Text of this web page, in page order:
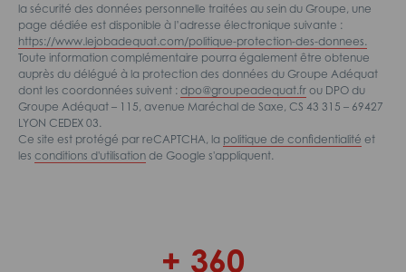
la sécurité des données personnelle traitées au sein du Groupe, une
page dédiée est disponible à l’adresse électronique suivante :
https://www.lejobadequat.com/politique-protection-des-donnees.
Toute information complémentaire pourra également être obtenue
auprès du délégué à la protection des données du Groupe Adéquat
dont les coordonnées suivent : dpo@groupeadequat.fr ou DPO du
Groupe Adéquat – 115, avenue Maréchal de Saxe, CS 43 315 – 69427
LYON CEDEX 03.
Ce site est protégé par reCAPTCHA, la politique de confidentialité et
les conditions d'utilisation de Google s'appliquent.
+ 360